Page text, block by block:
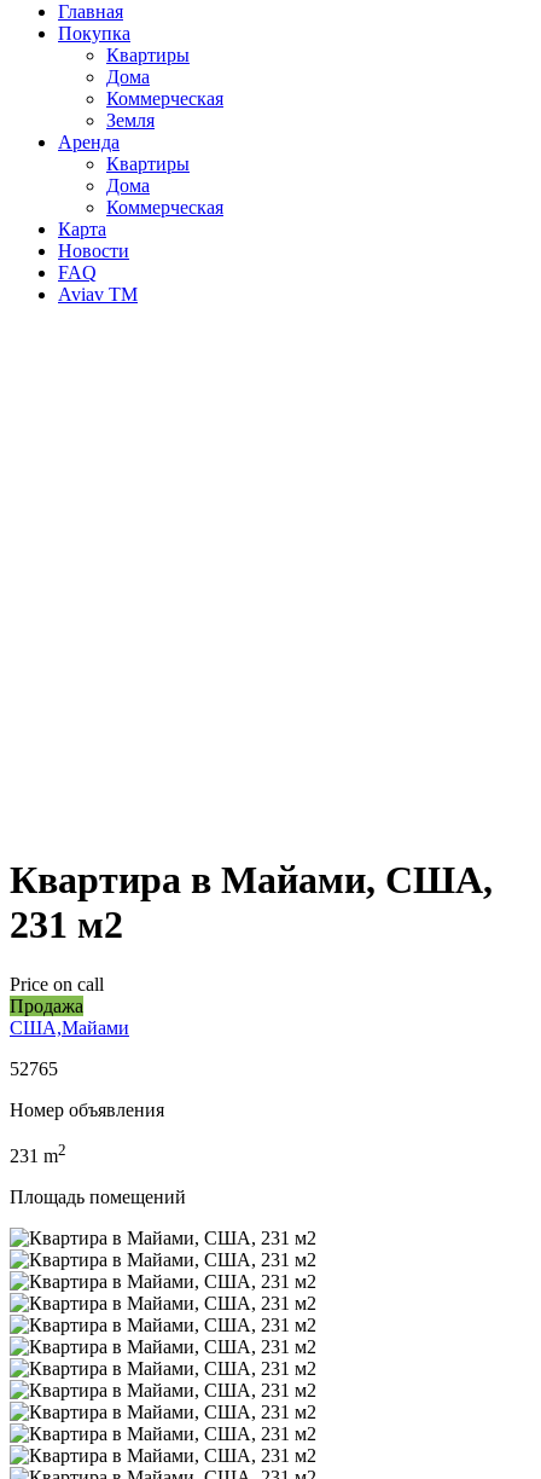
Главная
Покупка
Квартиры
Дома
Коммерческая
Земля
Аренда
Квартиры
Дома
Коммерческая
Карта
Новости
FAQ
Aviav TM
Квартира в Майами, США,
231 м2
Price on call
Продажа
США,Майами
52765
Номер объявления
231 m2
Площадь помещений